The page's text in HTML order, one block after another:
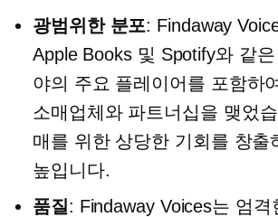
광범위한 분포: Findaway
Apple Books 및 Spotify와 같
야의 주요 플레이어를 포함하
소매업체와 파트너십을 맺었
매를 위한 상당한 기회를 창출
높입니다.
품질 : Findaway Voices는 엄격